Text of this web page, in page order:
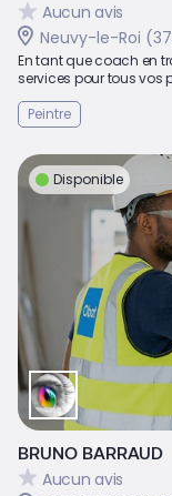
Aucun avis
Neuvy-le-Roi
En tant que coach en
services pour tous vos
Peintre
Disponible
BRUNO BARRAUD
Aucun avis